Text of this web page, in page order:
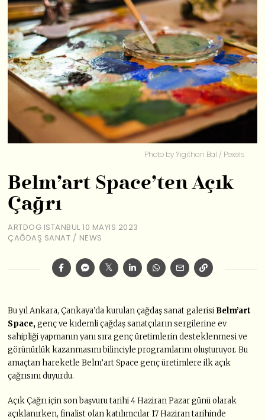
Photo by Yigithan Bal / Pexels
Belm’art Space’ten Açık
Çağrı
ARTDOG ISTANBUL 10 MAYIS 2023
ÇAĞDAŞ SANAT / NEWS
Bu yıl Ankara, Çankaya’da kurulan çağdaş sanat galerisi Belm’art
Space,genç ve kıdemli çağdaş sanatçıların sergilerine ev
sahipliği yapmanın yanı sıra genç üretimlerin desteklenmesi ve
görünürlük kazanmasını bilinciyle programlarını oluşturuyor. Bu
amaçtan hareketle Belm’art Space genç üretimlere ilk açık
çağrısını duyurdu.
Açık Çağrı için son başvuru tarihi 4 Haziran Pazar günü olarak
açıklanırken, finalist olan katılımcılar 17 Haziran tarihinde